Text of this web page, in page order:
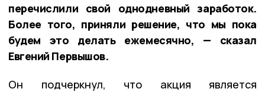
перечислили свой однодневный заработок.
Более того, приняли решение, что мы пока
будем это делать ежемесячно, — сказал
Евгений Первышов.
Он подчеркнул, что акция является